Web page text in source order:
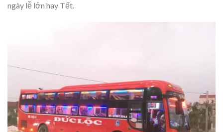
ngày lễ lớn hay Tết.